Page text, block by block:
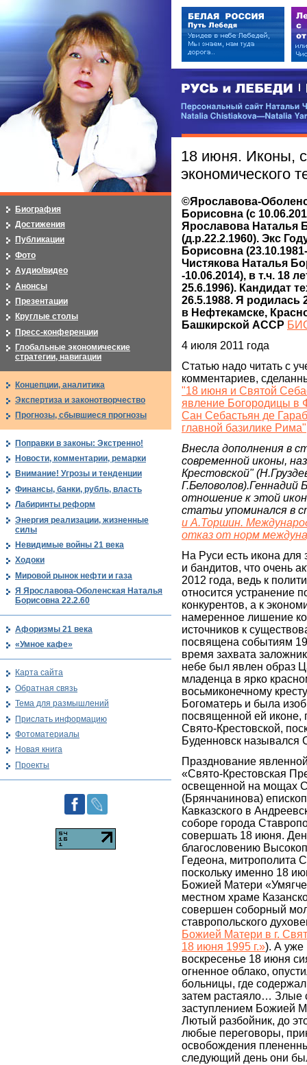
РУСЬ и ЛЕБЕДИ | RUSI —
Персональный сайт Натальи
18 июня. Иконы,
экономического
©Ярославова-
Борисовна (с
Ярославова Наталья
(д.р.22.2.1960). Экс
Борисовна
Чистякова Наталья
-10.06.2014), в т.ч. 18
25.6.1996). Кандидат
26.5.1988. Я родилась
в Нефтекамске,
Башкирской АССР
4 июля 2011 года
Статью надо читать с
комментариев,
"18 июня и Святой
явление Богородицы в
Сан Себастьян де
главной базилике Рима"
Внесла дополнения в
современной иконы,
Крестовской"
Г.Беловолов).Геннадий
отношение к этой
статьи упоминался в
и А.Торшин.
отказ от норм
На Руси есть икона
и бандитов, что очень
2012 года, ведь к
относится устранение
конкурентов, а к
намеренное лишение
источников к
посвящена событиям
время захвата
небе был явлен образ
младенца в ярко
восьмиконечному
Богоматерь и была
посвященной ей иконе,
Свято-Крестовской,
Буденновск назывался
Празднование
«Свято-Крестовская
освещенной на мощах
(Брянчанинова)
Кавказского в
соборе города
совершать 18 июня.
благословению
Гедеона, митрополита
поскольку именно 18
Божией Матери
местном храме
совершен соборный
ставропольского
Божией Матери в г.
18 июня 1995 г.»). А уже
воскресенье 18 июня
огненное облако,
больницы, где
затем растаяло… Злые
заступлением Божией
Лютый разбойник, до
любые переговоры,
освобождения
следующий день они
Биография
Достижения
Публикации
Фото
Аудио/видео
Анонсы
Презентации
Круглые столы
Пресс-конференции
Глобальные экономические
стратегии, навигации
Концепции, аналитика
Экспертиза и законотворчество
Прогнозы, сбывшиеся прогнозы
Поправки в законы: Экстренно!
Новости, комментарии, ремарки
Внимание! Угрозы и тенденции
Финансы, банки, рубль, власть
Лабиринты реформ
Энергия реализации, жизненные
силы
Невидимые войны 21 века
Ходоки
Мировой рынок нефти и газа
Я Ярославова-Оболенская Наталья
Борисовна 22.2.60
Афоризмы 21 века
«Умное кафе»
Карта сайта
Обратная связь
Тема для размышлений
Прислать информацию
Фотоматериалы
Новая книга
Проекты